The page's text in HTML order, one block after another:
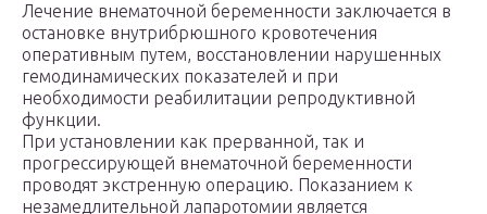
Лечение внематочной беременности заключается в
остановке внутрибрюшного кровотечения
оперативным путем, восстановлении нарушенных
гемодинамических показателей и при
необходимости реабилитации репродуктивной
функции.
При установлении как прерванной, так и
прогрессирующей внематочной беременности
проводят экстренную операцию. Показанием к
незамедлительной лапаротомии является